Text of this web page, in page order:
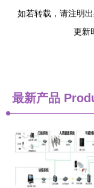
如若转载，请注明
更新
最新产品